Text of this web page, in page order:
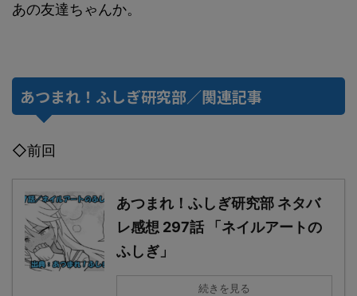
あの友達ちゃんか。
あつまれ！ふしぎ研究部／関連記事
◇前回
あつまれ！ふしぎ研究部 ネタバ
レ感想 297話 「ネイルアートの
ふしぎ」
続きを見る